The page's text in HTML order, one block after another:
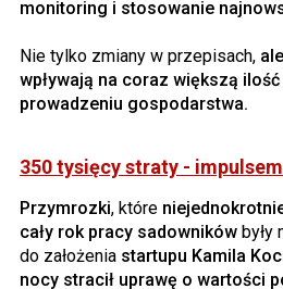
monitoring i stosowanie
Nie tylko zmiany w przepisach,
wpływają na coraz większą
prowadzeniu gospodarstwa.
350 tysięcy straty -
Przymrozki, które
cały rok pracy sadowników były
do założenia startupu Kamila
nocy stracił uprawę o wartości